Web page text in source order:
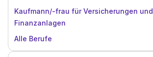
Kaufmann/-frau für Versicherungen und
Finanzanlagen
Alle Berufe